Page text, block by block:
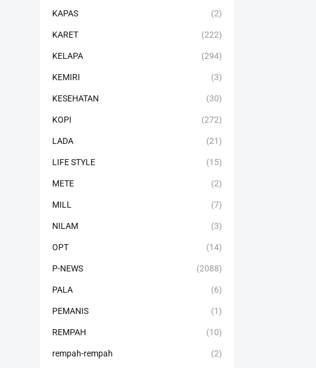
KAPAS (2)
KARET (222)
KELAPA (294)
KEMIRI (3)
KESEHATAN (30)
KOPI (272)
LADA (21)
LIFE STYLE (15)
METE (2)
MILL (7)
NILAM (3)
OPT (14)
P-NEWS (2088)
PALA (6)
PEMANIS (1)
REMPAH (10)
rempah-rempah (2)